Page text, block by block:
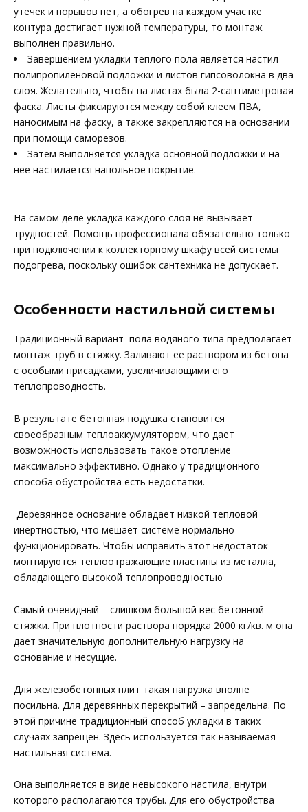
утечек и порывов нет, а обогрев на каждом участке
контура достигает нужной температуры, то монтаж
выполнен правильно.
Завершением укладки теплого пола является настил
полипропиленовой подложки и листов гипсоволокна в два
слоя. Желательно, чтобы на листах была 2-сантиметровая
фаска. Листы фиксируются между собой клеем ПВА,
наносимым на фаску, а также закрепляются на основании
при помощи саморезов.
Затем выполняется укладка основной подложки и на
нее настилается напольное покрытие.
На самом деле укладка каждого слоя не вызывает
трудностей. Помощь профессионала обязательно только
при подключении к коллекторному шкафу всей системы
подогрева, поскольку ошибок сантехника не допускает.
Особенности настильной системы
Традиционный вариант пола водяного типа предполагает
монтаж труб в стяжку. Заливают ее раствором из бетона
с особыми присадками, увеличивающими его
теплопроводность.
В результате бетонная подушка становится
своеобразным теплоаккумулятором, что дает
возможность использовать такое отопление
максимально эффективно. Однако у традиционного
способа обустройства есть недостатки.
Деревянное основание обладает низкой тепловой
инертностью, что мешает системе нормально
функционировать. Чтобы исправить этот недостаток
монтируются теплоотражающие пластины из металла,
обладающего высокой теплопроводностью
Самый очевидный – слишком большой вес бетонной
стяжки. При плотности раствора порядка 2000 кг/кв. м она
дает значительную дополнительную нагрузку на
основание и несущие.
Для железобетонных плит такая нагрузка вполне
посильна. Для деревянных перекрытий – запредельна. По
этой причине традиционный способ укладки в таких
случаях запрещен. Здесь используется так называемая
настильная система.
Она выполняется в виде невысокого настила, внутри
которого располагаются трубы. Для его обустройства